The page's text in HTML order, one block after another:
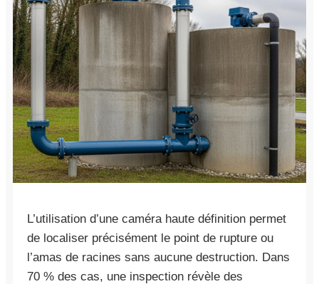
L’utilisation d’une caméra haute définition permet
de localiser précisément le point de rupture ou
l’amas de racines sans aucune destruction. Dans
70 % des cas, une inspection révèle des